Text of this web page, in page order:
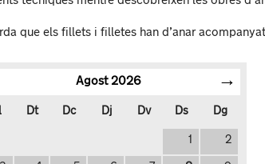
que els fillets i filletes han d’anar
Agost 2026
Dt Dc Dj Dv Ds Dg
1 2